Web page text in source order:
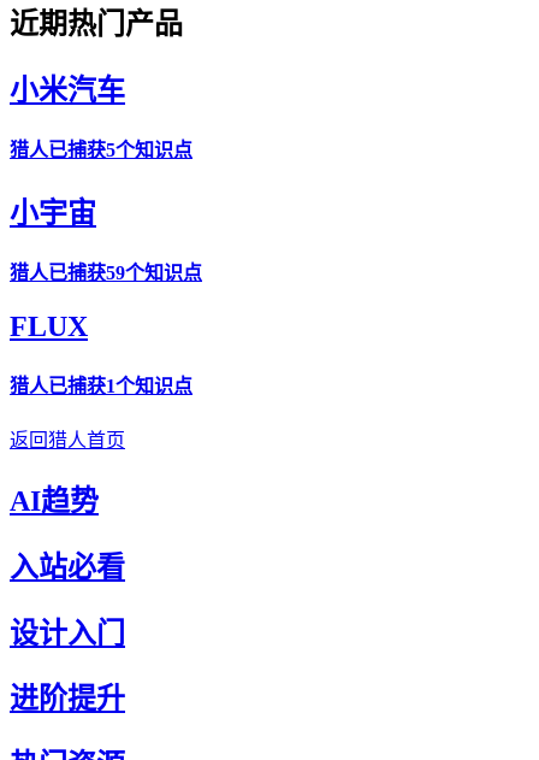
近期热门产品
小米汽车
猎人已捕获5个知识点
小宇宙
猎人已捕获59个知识点
FLUX
猎人已捕获1个知识点
返回猎人首页
AI趋势
入站必看
设计入门
进阶提升